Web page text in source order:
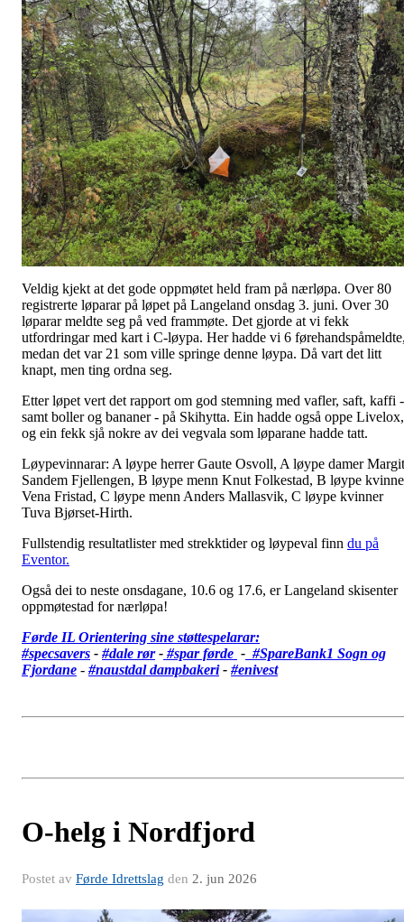
Veldig kjekt at det gode oppmøtet held fram på nærløpa. Over 80
registrerte løparar på løpet på Langeland onsdag 3. juni. Over 30
løparar meldte seg på ved frammøte. Det gjorde at vi fekk
utfordringar med kart i C-løypa. Her hadde vi 6
medan det var 21 som ville springe denne løypa. Då vart det litt
knapt, men ting ordna seg.
Etter løpet vert det rapport om god stemning med vafler, saft, kaffi -
samt boller og bananer - på Skihytta. Ein hadde også oppe Livelox,
og ein fekk sjå nokre av dei vegvala som løparane hadde tatt.
Løypevinnarar: A løype herrer Gaute Osvoll, A løype damer Margit
Sandem Fjellengen, B løype menn Knut Folkestad, B løype
Vena Fristad, C løype menn Anders Mallasvik, C løype kvinner
Tuva Bjørset-Hirth.
Fullstendig resultatlister med strekktider og løypeval finn du på
Eventor.
Også dei to neste onsdagane, 10.6 og 17.6, er Langeland skisenter
oppmøtestad for nærløpa!
Førde IL Orientering sine støttespelarar:
#specsavers - #dale rør- #spar førde - #SpareBank1 Sogn og
Fjordane - #naustdal dampbakeri - #enivest
O-helg i Nordfjord
Postet av Førde Idrettslag den 2. jun 2026